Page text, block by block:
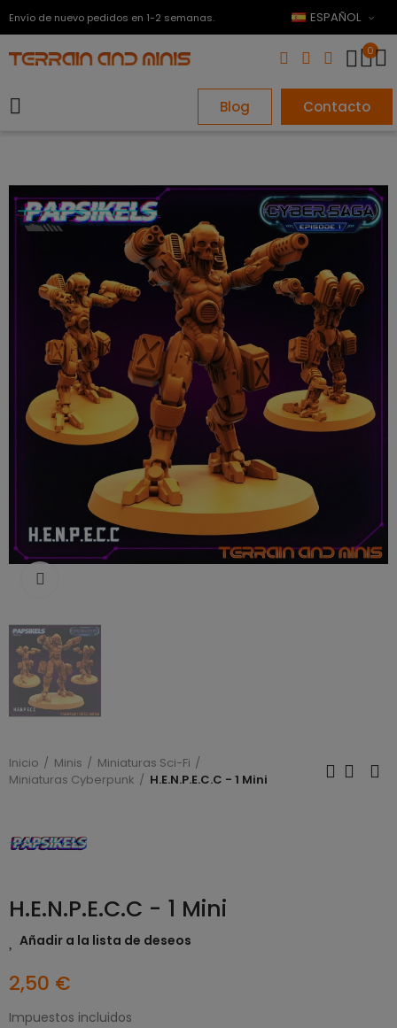
Envío de nuevo pedidos en 1-2 semanas. ESPAÑOL
0
Blog Contacto
Inicio Minis
Miniaturas Sci-Fi
Miniaturas Cyberpunk
H.E.N.P.E.C.C - 1 Mini
H.E.N.P.E.C.C - 1 Mini
Añadir a la lista de deseos
2,50 €
Impuestos incluidos